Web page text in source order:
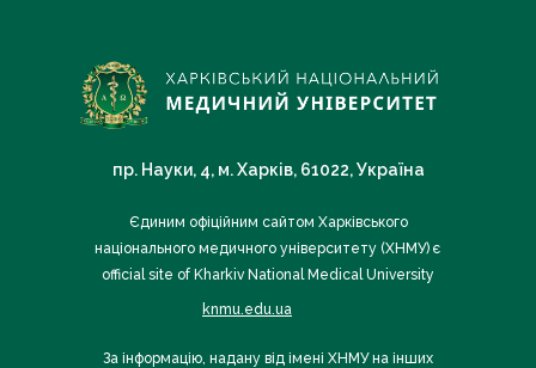
пр. Науки, 4, м. Харків, 61022, Україна
Єдиним офіційним сайтом Харківського
національного медичного університету (ХНМУ) є
official site of Kharkiv National Medical University
knmu.edu.ua
За інформацію, надану від імені ХНМУ на інших